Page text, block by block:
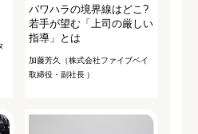
パワハラの境界線はどこ?
若手が望む「上司の厳しい
指導」とは
加藤芳久（株式会社ファイブベイ
取締役・副社長 ）